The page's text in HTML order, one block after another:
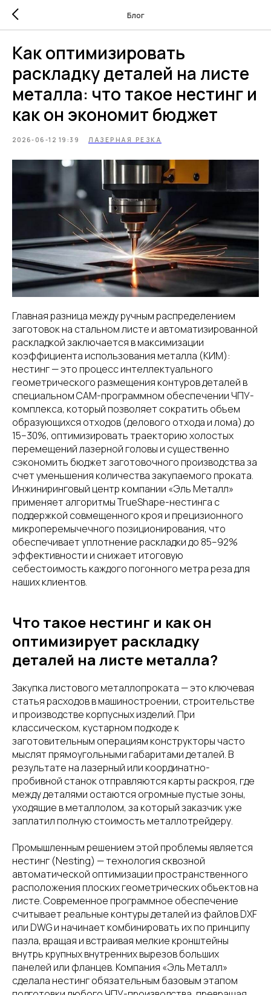
Блог
Как оптимизировать
раскладку деталей на листе
металла: что такое нестинг и
как он экономит бюджет
2026-06-12 19:39 ЛАЗЕРНАЯ РЕЗКА
Главная разница между ручным распределением
заготовок на стальном листе и автоматизированной
раскладкой заключается в максимизации
коэффициента использования металла (КИМ):
нестинг — это процесс интеллектуального
геометрического размещения контуров деталей в
специальном CAM-программном обеспечении ЧПУ-
комплекса, который позволяет сократить объем
образующихся отходов (делового отхода и лома) до
15–30%, оптимизировать траекторию холостых
перемещений лазерной головы и существенно
сэкономить бюджет заготовочного производства за
счет уменьшения количества закупаемого проката.
Инжиниринговый центр компании «Эль Металл»
применяет алгоритмы TrueShape-нестинга с
поддержкой совмещенного кроя и прецизионного
микроперемычечного позиционирования, что
обеспечивает уплотнение раскладки до 85–92%
эффективности и снижает итоговую
себестоимость каждого погонного метра реза для
наших клиентов.
Что такое нестинг и как он
оптимизирует раскладку
деталей на листе металла?
Закупка листового металлопроката — это ключевая
статья расходов в машиностроении, строительстве
и производстве корпусных изделий. При
классическом, кустарном подходе к
заготовительным операциям конструкторы часто
мыслят прямоугольными габаритами деталей. В
результате на лазерный или координатно-
пробивной станок отправляются карты раскроя, где
между деталями остаются огромные пустые зоны,
уходящие в металлолом, за который заказчик уже
заплатил полную стоимость металлотрейдеру.
Промышленным решением этой проблемы является
нестинг (Nesting) — технология сквозной
автоматической оптимизации пространственного
расположения плоских геометрических объектов на
листе. Современное программное обеспечение
считывает реальные контуры деталей из файлов DXF
или DWG и начинает комбинировать их по принципу
пазла, вращая и встраивая мелкие кронштейны
внутрь крупных внутренних вырезов больших
панелей или фланцев. Компания «Эль Металл»
сделала нестинг обязательным базовым этапом